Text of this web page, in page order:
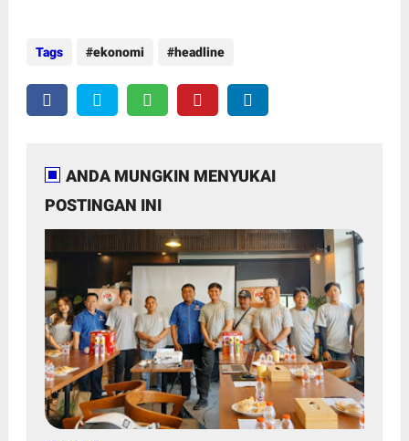
Tags ekonomi headline
ANDA MUNGKIN MENYUKAI
POSTINGAN INI